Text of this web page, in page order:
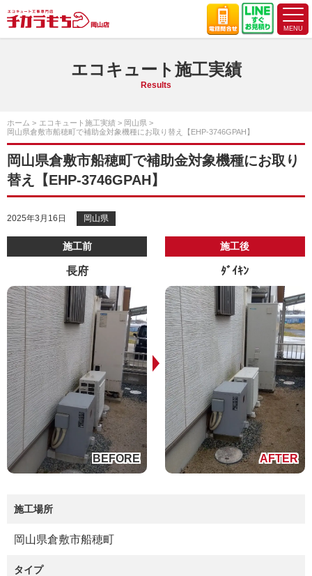
エコキュート施工実績
Results
ホーム エコキュート施工実績
岡山県
岡山県倉敷市船穂町で補助金対象機種にお取り替え【EHP-3746GPAH】
岡山県倉敷市船穂町で補助金対象機種にお取り
替え【EHP-3746GPAH】
2025年3月16日 岡山県
施工前
長府
施工後
ﾀﾞｲｷﾝ
施工場所
岡山県倉敷市船穂町
タイプ